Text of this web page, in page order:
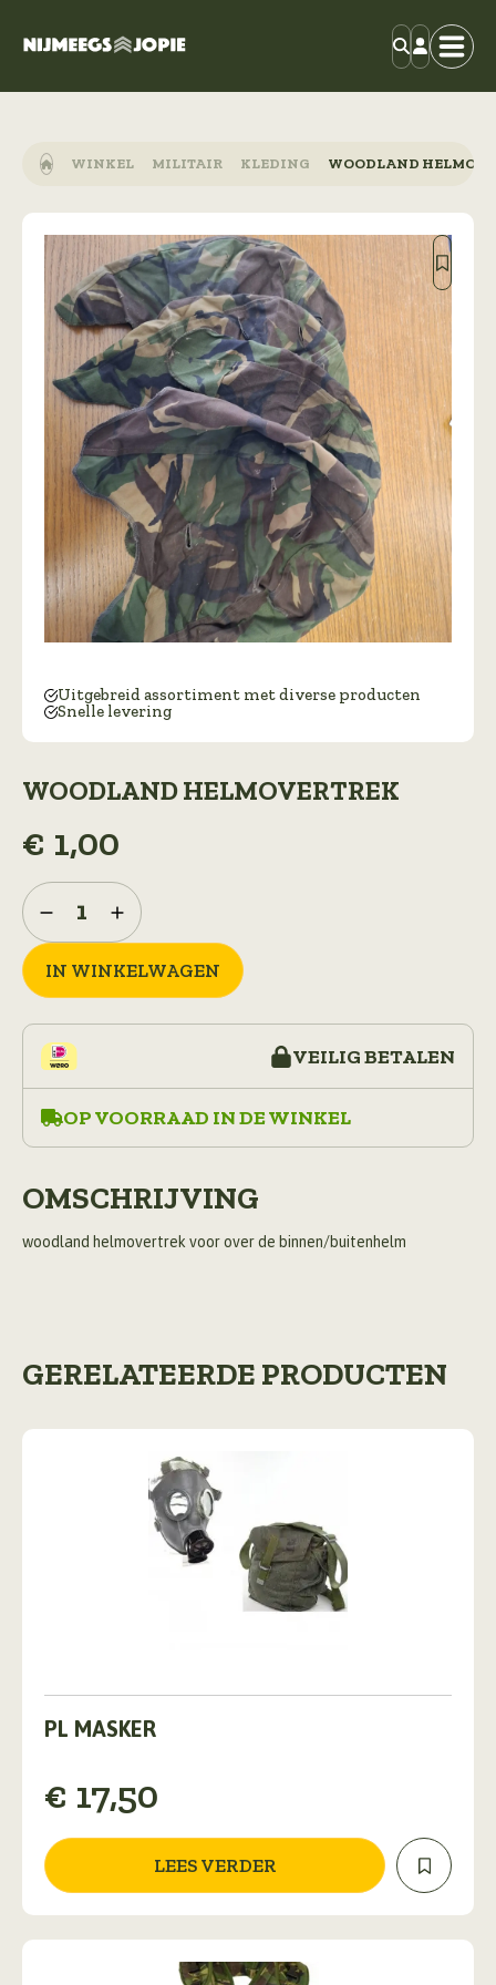
WINKEL MILITAIR KLEDING WOODLAND
Uitgebreid assortiment met diverse producten
Snelle levering
WOODLAND HELMOVERTREK
€ 1,00
woodland
helmovertrek
aantal
IN WINKELWAGEN
VEILIG BETALEN
OP VOORRAAD IN DE WINKEL
OMSCHRIJVING
woodland helmovertrek voor over de binnen/buitenhelm
GERELATEERDE PRODUCTEN
PL MASKER
€ 17,50
LEES VERDER